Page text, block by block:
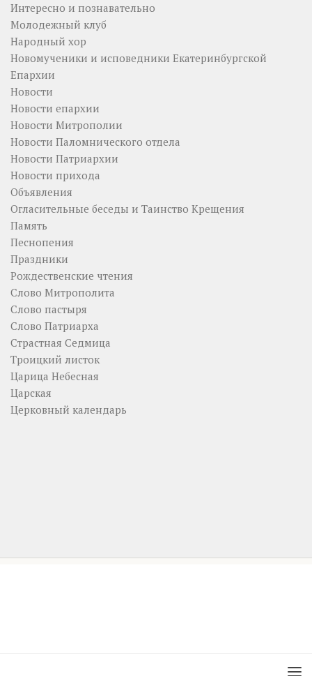
Интересно и познавательно
Молодежный клуб
Народный хор
Новомученики и исповедники Екатеринбургской
Епархии
Новости
Новости епархии
Новости Митрополии
Новости Паломнического отдела
Новости Патриархии
Новости прихода
Объявления
Огласительные беседы и Таинство Крещения
Память
Песнопения
Праздники
Рождественские чтения
Слово Митрополита
Слово пастыря
Слово Патриарха
Страстная Седмица
Троицкий листок
Царица Небесная
Царская
Церковный календарь